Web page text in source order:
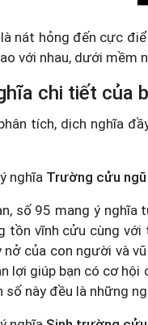
là nát hỏng đến cực
với nhau, dưới mềm
chi tiết của
tích, dịch nghĩa
nghĩa Trường cửu ngũ
số 95 mang ý
vĩnh cửu cùng với
của con người và
lợi giúp bạn có cơ
số này đều là những